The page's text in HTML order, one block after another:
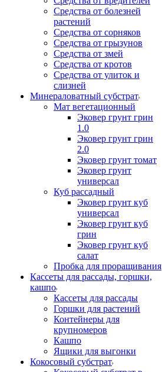
Средства от болезней
растений
Средства от сорняков
Средства от грызунов
Средства от змей
Средства от кротов
Средства от улиток и
слизней
Минераловатный субстрат
Мат вегетационный
Эковер грунт грин
1.0
Эковер грунт грин
2.0
Эковер грунт томат
Эковер грунт
универсал
Куб рассадный
Эковер грунт куб
универсал
Эковер грунт куб
грин
Эковер грунт куб
салат
Пробка для проращивания
Кассеты для рассады, горшки,
кашпо
Кассеты для рассады
Горшки для растений
Контейнеры для
крупномеров
Кашпо
Ящики для выгонки
Кокосовый субстрат